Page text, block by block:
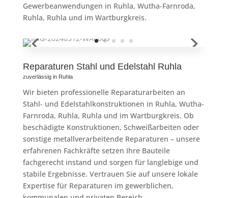
Gewerbeanwendungen in Ruhla, Wutha-Farnroda,
Ruhla, Ruhla und im Wartburgkreis.
Reparaturen Stahl und Edelstahl Ruhla
zuverlässig in Ruhla
Wir bieten professionelle Reparaturarbeiten an
Stahl- und Edelstahlkonstruktionen in Ruhla, Wutha-
Farnroda, Ruhla, Ruhla und im Wartburgkreis. Ob
beschädigte Konstruktionen, Schweißarbeiten oder
sonstige metallverarbeitende Reparaturen – unsere
erfahrenen Fachkräfte setzen Ihre Bauteile
fachgerecht instand und sorgen für langlebige und
stabile Ergebnisse. Vertrauen Sie auf unsere lokale
Expertise für Reparaturen im gewerblichen,